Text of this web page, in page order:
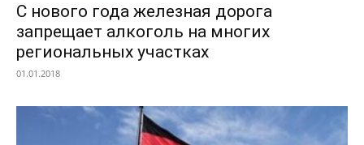
С нового года железная дорога
запрещает алкоголь на многих
региональных участках
01.01.2018